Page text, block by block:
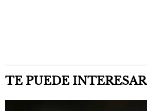
TE PUEDE INTERESAR